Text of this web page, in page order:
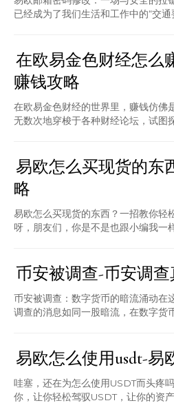
已经成为了我们生活和工作中的“交通
在欧易金色财经怎么
赚钱攻略
在欧易金色财经的世界里，赚钱仿佛
无数次地穿梭于各种财经论坛，试图
易欧怎么买现货的东
略
易欧怎么买现货的东西？一招教你轻
呀，朋友们，你是不是也跟小编我一
币安被调查-币安调查
币安被调查：数字货币的暗流涌动在
调查的消息如同一股暗流，在数字货
易欧怎么使用usdt-易
哇塞，还在为怎么使用USDT而头疼
你，让你轻松驾驭USDT，让你的资产